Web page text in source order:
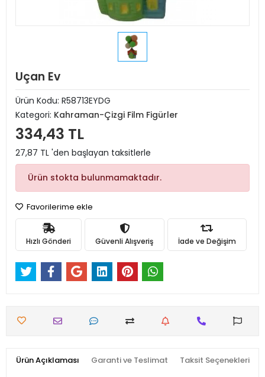
Uçan Ev
Ürün Kodu: R58713EYDG
Kategori: Kahraman-Çizgi Film Figürler
334,43 TL
27,87 TL 'den başlayan taksitlerle
Ürün stokta bulunmamaktadır.
Favorilerime ekle
Hızlı Gönderi Güvenli Alışveriş İade ve Değişim
Ürün Açıklaması Garanti ve Teslimat Taksit Seçenekleri